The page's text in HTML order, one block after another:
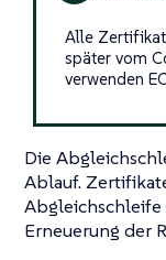
Alle
später vom
verwenden
Die
Ablauf.
Abgleichschleife
Erneuerung der